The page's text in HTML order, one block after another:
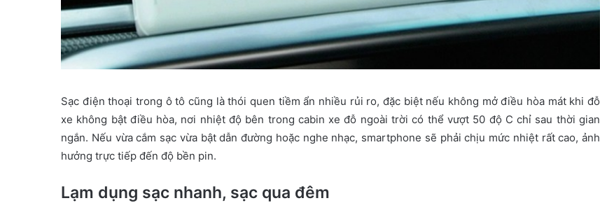
Sạc điện thoại trong ô tô cũng là thói quen tiềm ẩn nhiều rủi ro, đặc biệt nếu không mở điều hòa mát khi đỗ
xe không bật điều hòa, nơi nhiệt độ bên trong cabin xe đỗ ngoài trời có thể vượt 50 độ C chỉ sau thời gian
ngắn. Nếu vừa cắm sạc vừa bật dẫn đường hoặc nghe nhạc, smartphone sẽ phải chịu mức nhiệt rất cao, ảnh
hưởng trực tiếp đến độ bền pin.
Lạm dụng sạc nhanh, sạc qua đêm